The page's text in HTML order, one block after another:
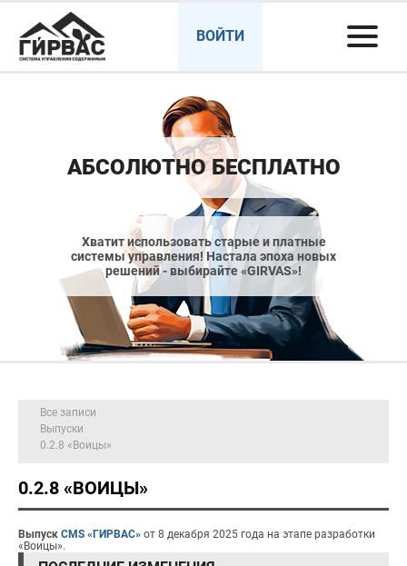
ВОЙТИ
АБСОЛЮТНО БЕСПЛАТНО
Хватит использовать старые и платные
системы управления! Настала эпоха новых
решений - выбирайте «GIRVAS»!
Все записи
Выпуски
0.2.8 «Воицы»
0.2.8 «ВОИЦЫ»
Выпуск CMS «ГИРВАС» от 8 декабря 2025 года на этапе разработки
«Воицы».